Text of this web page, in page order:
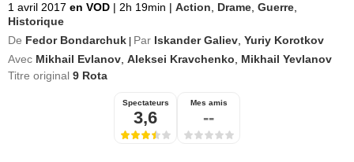
1 avril 2017 en VOD | 2h 19min | Action Drame Guerre
Historique
De Fedor Bondarchuk Par Iskander Galiev Yuriy Korotkov
Avec Mikhail Evlanov Aleksei Kravchenko
Mikhail Yevlanov
Titre original 9 Rota
Spectateurs
3,6
Mes amis
--